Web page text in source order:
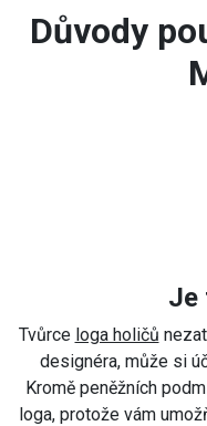
Důvody
Je
Tvůrce loga holičů
designéra, může si
Kromě peněžních
loga, protože vám